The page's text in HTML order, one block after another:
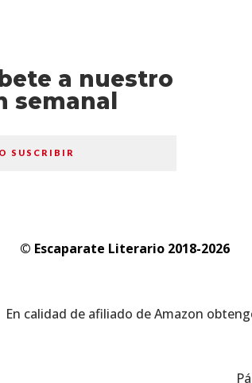
a nuestro
semanal
SUSCRIBIR
© Escaparate Literario 2018-2026
En calidad de afiliado de Amazon